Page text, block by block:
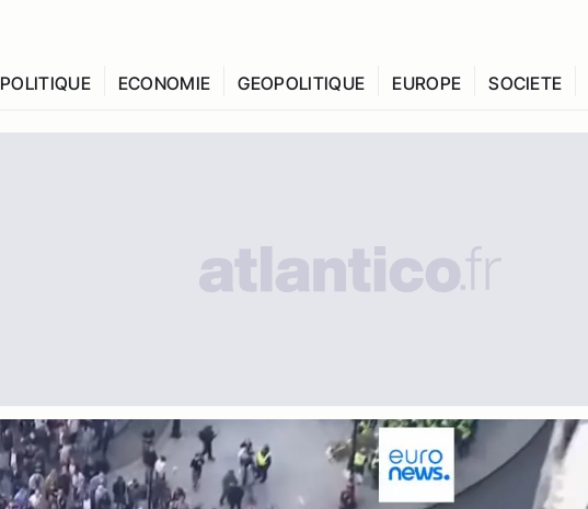
POLITIQUE ECONOMIE GEOPOLITIQUE EUROPE SOCIETE